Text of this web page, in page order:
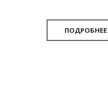
ПОДРОБНЕЕ